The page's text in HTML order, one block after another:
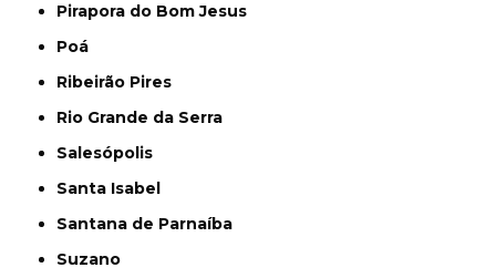
Pirapora do Bom Jesus
Poá
Ribeirão Pires
Rio Grande da Serra
Salesópolis
Santa Isabel
Santana de Parnaíba
Suzano